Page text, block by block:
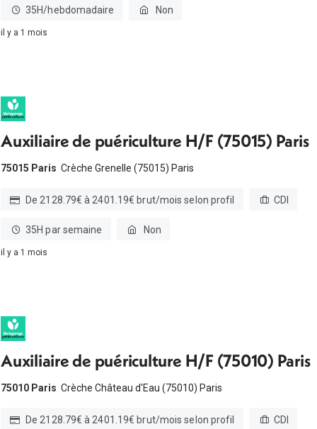
35H/hebdomadaire Non
il y a 1 mois
Auxiliaire de puériculture H/F (75015) Paris
75015 Paris Crèche Grenelle (75015) Paris
De 2128.79€ à 2401.19€ brut/mois selon profil CDI
35H par semaine Non
il y a 1 mois
Auxiliaire de puériculture H/F (75010) Paris
75010 Paris Crèche Château d'Eau (75010) Paris
De 2128.79€ à 2401.19€ brut/mois selon profil CDI